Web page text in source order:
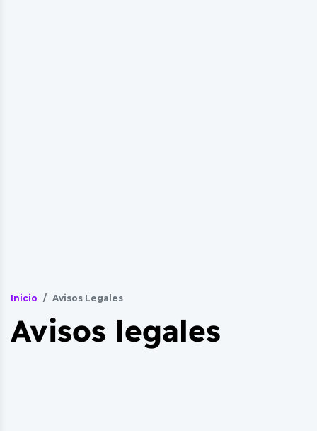
Inicio Avisos Legales
Avisos legales